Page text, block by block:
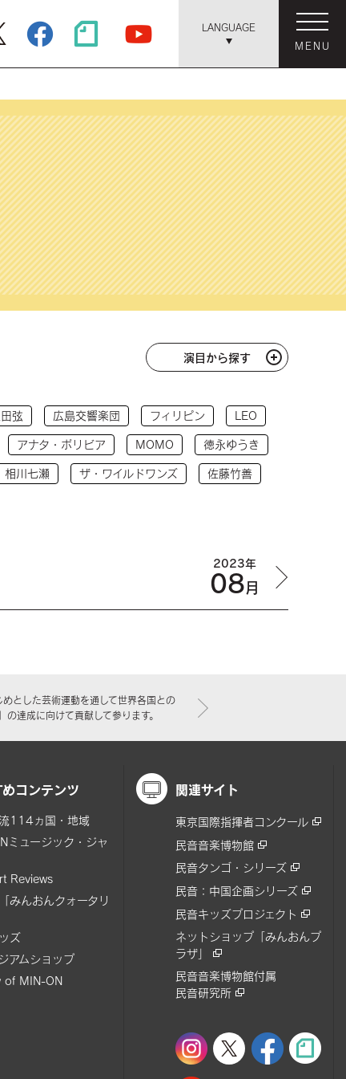
LANGUAGE
MENU
演目から探す
弦 広島交響楽団 フィリピン LEO
アナタ・ボリビア MOMO 徳永ゆうき
相川七瀬 ザ・ワイルドワンズ 佐藤竹善
2023年
08月
とした芸術運動を通して世界各国との
達成に向けて貢献して参ります。
コンテンツ
114ヵ国・地域
ミュージック・ジャ
Reviews
みんおんクォータリ
ズ
アムショップ
of MIN-ON
関連サイト
東京国際指揮者コンクール
民音音楽博物館
民音タンゴ・シリーズ
民音：中国企画シリーズ
民音キッズプロジェクト
ネットショップ「みんおんプ
ラザ」
民音音楽博物館付属
民音研究所